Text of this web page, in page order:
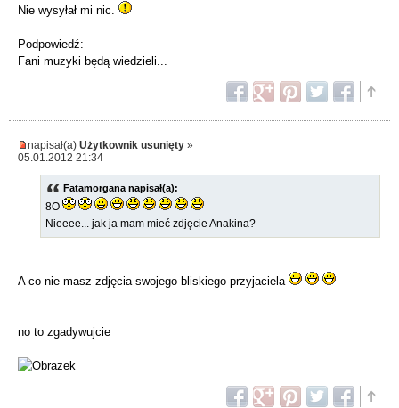
Nie wysyłał mi nic.
Podpowiedź:
Fani muzyki będą wiedzieli...
napisał(a) Użytkownik usunięty »
05.01.2012 21:34
Fatamorgana napisał(a):
8O
Nieeee... jak ja mam mieć zdjęcie Anakina?
A co nie masz zdjęcia swojego bliskiego przyjaciela
no to zgadywujcie